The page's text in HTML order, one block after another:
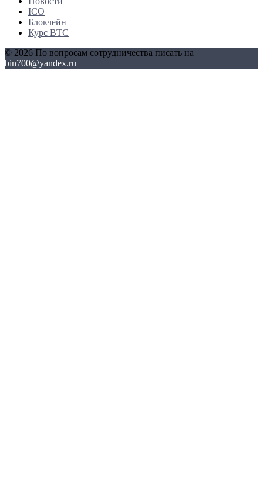
ICO
Блокчейн
Курс BTC
© 2026 По вопросам сотрудничества писать на
bin700@yandex.ru